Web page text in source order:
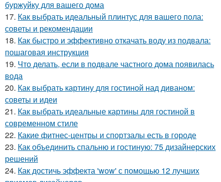
буржуйку для вашего дома
17. Как выбрать идеальный плинтус для вашего пола:
советы и рекомендации
18. Как быстро и эффективно откачать воду из подвала:
пошаговая инструкция
19. Что делать, если в подвале частного дома появилась
вода
20. Как выбрать картину для гостиной над диваном:
советы и идеи
21. Как выбрать идеальные картины для гостиной в
современном стиле
22. Какие фитнес-центры и спортзалы есть в городе
23. Как объединить спальню и гостиную: 75 дизайнерских
решений
24. Как достичь эффекта 'wow' с помощью 12 лучших